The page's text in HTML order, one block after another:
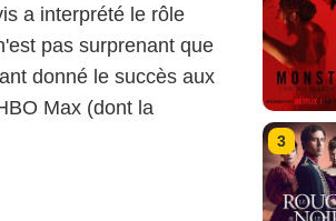
a interprété le rôle
pas surprenant que
donné le succès aux
Max (dont la
3